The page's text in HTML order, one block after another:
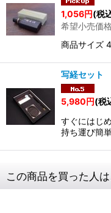
1,056円(税
希望小売価格
商品サイズ
写経セット
5,980円(税
すぐにはじ
持ち運び簡
この商品を買った人